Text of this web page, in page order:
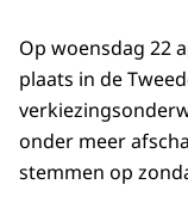
Op woensdag 22
plaats in de
onder meer
stemmen op